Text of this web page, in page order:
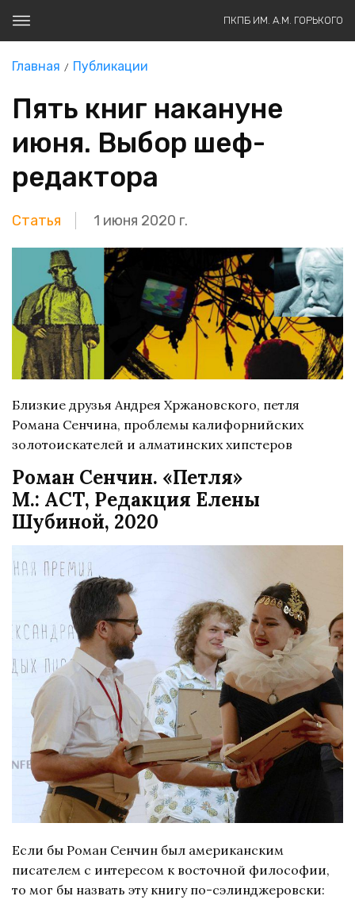
ПКПБ ИМ. А.М. ГОРЬКОГО
Главная Публикации
Пять книг накануне
июня. Выбор шеф-
редактора
Статья 1 июня 2020 г.
Близкие друзья Андрея Хржановского, петля
Романа Сенчина, проблемы калифорнийских
золотоискателей и алматинских хипстеров
Роман Сенчин. «Петля»
М.: АСТ, Редакция Елены
Шубиной, 2020
Если бы Роман Сенчин был американским
писателем с интересом к восточной философии,
то мог бы назвать эту книгу по-сэлинджеровски: